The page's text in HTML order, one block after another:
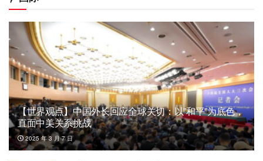
【世界观点】中国外长回应全球关切：以”和平”为底色，
直面中美关系挑战
2025 年 3 月 7 日